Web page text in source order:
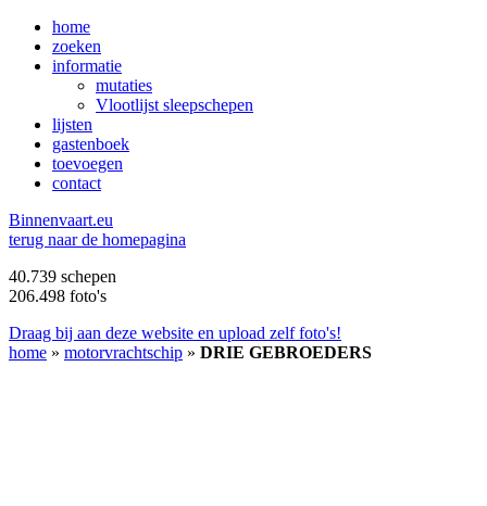
home
zoeken
informatie
mutaties
Vlootlijst sleepschepen
lijsten
gastenboek
toevoegen
contact
Binnenvaart.eu
terug naar de homepagina
40.739 schepen
206.498 foto's
Draag bij aan deze website en upload zelf foto's!
home » motorvrachtschip » DRIE GEBROEDERS